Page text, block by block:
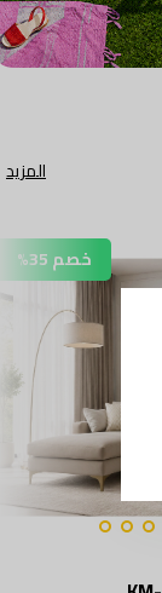
المزيد
خصم 35%